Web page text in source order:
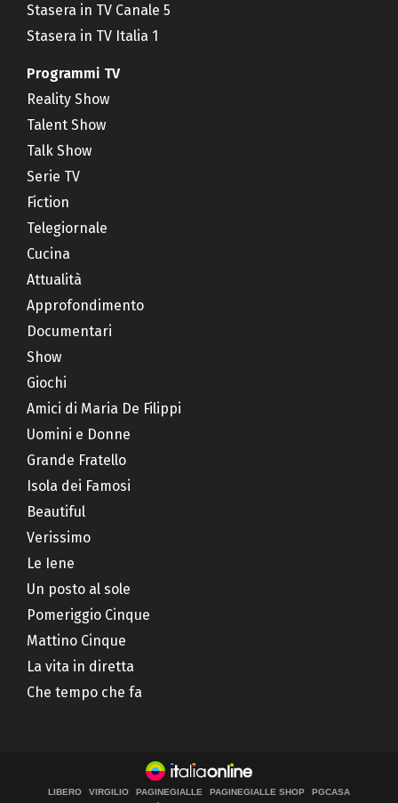
Stasera in TV Canale 5
Stasera in TV Italia 1
Programmi TV
Reality Show
Talent Show
Talk Show
Serie TV
Fiction
Telegiornale
Cucina
Attualità
Approfondimento
Documentari
Show
Giochi
Amici di Maria De Filippi
Uomini e Donne
Grande Fratello
Isola dei Famosi
Beautiful
Verissimo
Le Iene
Un posto al sole
Pomeriggio Cinque
Mattino Cinque
La vita in diretta
Che tempo che fa
LIBERO VIRGILIO PAGINEGIALLE PAGINEGIALLE SHOP
PGCASA